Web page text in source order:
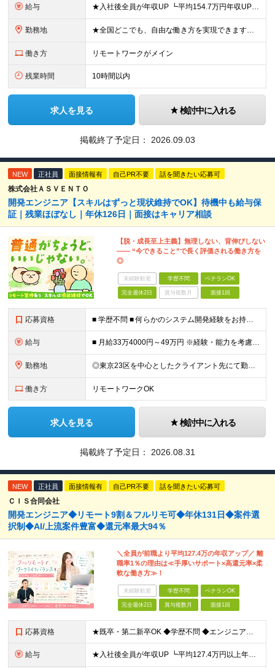
給与 ★入社後全員が年収UP ┗平均154.7万円年収UP！ ┗最大380万円UPの実績も 月給35万円～100万円＋決算賞与＋各種手当 【 給与イメージ 】 ■経験1年以上…月給35万円～＋決算賞与
勤務地 ★全国どこでも、自由な働き方を実現できます！ 全国のプロジェクト先やフルリモート環境での勤務も可能です。 ＼自由度の高い働き方、叶えます／ ・フルリモートで働きたい ・ハイブリットに働きたい ・家庭
働き方 リモートワークがメイン
残業時間 10時間以内
求人を見る 検討中に入れる
掲載終了予定日： 2026.09.03
NEW 正社員 面接情報有 自己PR不要 話を聞きたい応募可
株式会社ＡＳＶＥＮＴＯ
開発エンジニア【スキルはずっと現状維持でOK】待機中も給与保
証｜残業ほぼなし｜年休126日｜面接はキャリア相談
【脱・成長至上主義】無理しない、背伸びしない
―― “今できること”で長く評価される働き方を
◎
未経験歓迎 学歴不問 ベテランOK
完全週休2日 賞与複数月 面接1回
応募資格 ■ 学歴不問 ■ 何らかのシステム開発経験をお持ちの方（言語不問） ※Java、Python、PHPなどのメジャーな言語が使える方は大歓迎です！ ＼こんな方にピッタリの環境です／ ◎「成長しなきゃ」
給与 ■ 月給33万4000円～49万円 ※経験・能力を考慮して優遇します。 ※上記には固定残業代（月30時間分・6万3500円～9万3100円）を含みます。超過分は全額支給。 ※待機期間中全額給与を保証
勤務地 ◎東京23区を中心としたクライアント先にて勤務いただきます（転居を伴う転勤なし） ◎在宅勤務も活用できます ■ 本社 東京都江戸川区南葛西3-5-3-402 (変更の範囲)上記を除く当社関連勤務地
働き方 リモートワークOK
求人を見る 検討中に入れる
掲載終了予定日： 2026.08.31
NEW 正社員 面接情報有 自己PR不要 話を聞きたい応募可
ＣＩＳ合同会社
開発エンジニア◆リモート9割＆フルリモ可◆年休131日◆案件選
択制◆AI/上流案件豊富◆還元率最大94％
＼全員が前職より平均127.4万の年収アップ／ 離
職率1％の理由は≪手厚いサポート×高還元率×柔
軟な働き方≫！
未経験歓迎 学歴不問 ベテランOK
完全週休2日 賞与複数月 面接1回
応募資格 ★既卒・第二新卒OK ◆学歴不問 ◆エンジニアとして実務経験をお持ちの方（1年以上） ★意欲重視の採用です！ 「経歴に自信がない」という方も、"今後挑戦したいこと""スキルアップしたいこと"について
給与 ★入社後全員が年収UP ┗平均127.4万円以上年収UP！ ┗最大390万円UPの実績もあり 月給35万円～100万円＋決算賞与＋各種手当 【 給与イメージ 】 ■経験1年以上…月給35万円～＋決